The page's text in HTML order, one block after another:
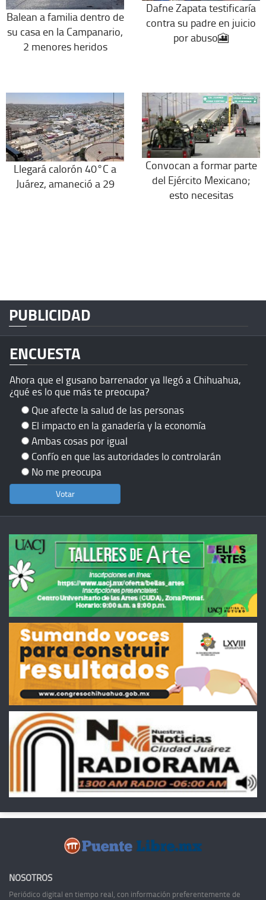
Balean a familia dentro de
su casa en la Campanario,
2 menores heridos
Dafne Zapata testificaría
contra su padre en juicio
por abuso🎦
Llegará calorón 40°C a
Juárez, amaneció a 29
Convocan a formar parte
del Ejército Mexicano;
esto necesitas
PUBLICIDAD
ENCUESTA
Ahora que el gusano barrenador ya llegó a Chihuahua,
¿qué es lo que más te preocupa?
Que afecte la salud de las personas
El impacto en la ganadería y la economía
Ambas cosas por igual
Confío en que las autoridades lo controlarán
No me preocupa
NOSOTROS
Periódico digital en tiempo real, con información preferentemente de